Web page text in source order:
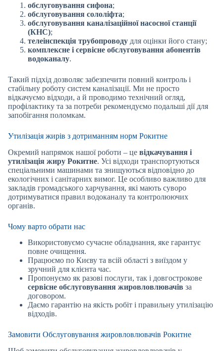
обслуговування сифона;
обслуговування сололіфта;
обслуговування каналізаційної насосної станції
(КНС);
телеінспекція трубопроводу для оцінки його стану;
комплексне і сервісне обслуговування абонентів
водоканалу.
Такий підхід дозволяє забезпечити повний контроль і
стабільну роботу систем каналізації. Ми не просто
відкачуємо відходи, а й проводимо технічний огляд,
профілактику та за потреби рекомендуємо подальші дії для
запобігання поломкам.
Утилізація жирів з дотриманням норм Рокитне
Окремий напрямок нашої роботи – це відкачування і
утилізація жиру Рокитне. Усі відходи транспортуються
спеціальними машинами та знищуються відповідно до
екологічних і санітарних вимог. Це особливо важливо для
закладів громадського харчування, які мають суворо
дотримуватися правил водоканалу та контролюючих
органів.
Чому варто обрати нас
Використовуємо сучасне обладнання, яке гарантує
повне очищення.
Працюємо по Києву та всій області з виїздом у
зручний для клієнта час.
Пропонуємо як разові послуги, так і довгострокове
сервісне обслуговування жировловлювачів за
договором.
Даємо гарантію на якість робіт і правильну утилізацію
відходів.
Замовити Обслуговування жировловлювачів Рокитне